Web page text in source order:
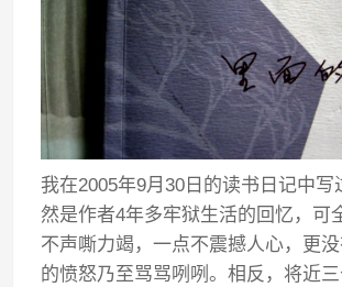
我在2005年9月30日的读书日记中写
然是作者4年多牢狱生活的回忆，可
不声嘶力竭，一点不震撼人心，更
的愤怒乃至骂骂咧咧。相反，将近